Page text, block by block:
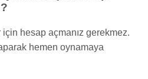
için hesap açmanız gerekmez.
hemen oynamaya